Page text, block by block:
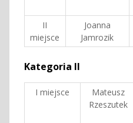
II
miejsce
Joanna
Jamrozik
Kategoria II
I miejsce
Mateusz
Rzeszutek